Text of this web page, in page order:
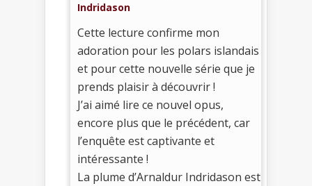
Indridason
Cette lecture confirme mon
adoration pour les polars islandais
et pour cette nouvelle série que je
prends plaisir à découvrir !
J’ai aimé lire ce nouvel opus,
encore plus que le précédent, car
l’enquête est captivante et
intéressante !
La plume d’Arnaldur Indridason est